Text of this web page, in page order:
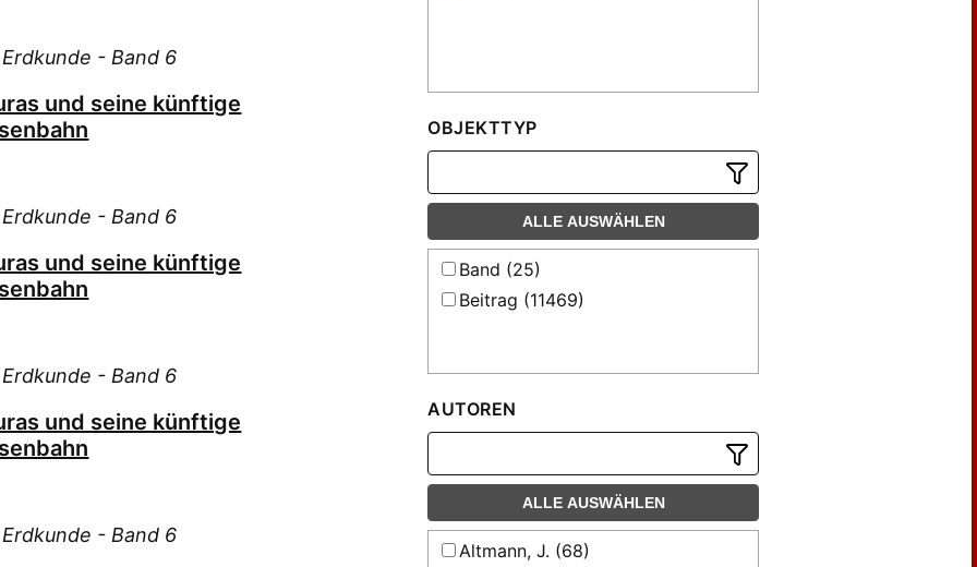
- Band 6
und seine künftige
- Band 6
und seine künftige
- Band 6
und seine künftige
- Band 6
OBJEKTTYP
ALLE AUSWÄHLEN
Band (25)
Beitrag (11469)
AUTOREN
ALLE AUSWÄHLEN
Altmann, J. (68)